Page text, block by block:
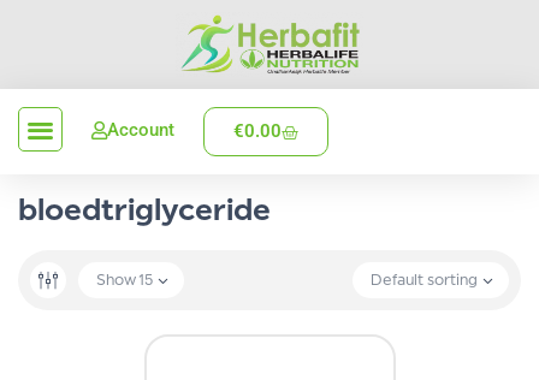
Account €0.00
bloedtriglyceride
Default sorting
Show 15